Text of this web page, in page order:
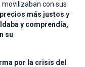
con sus
precios más justos y
y comprendía,
su
por la crisis del